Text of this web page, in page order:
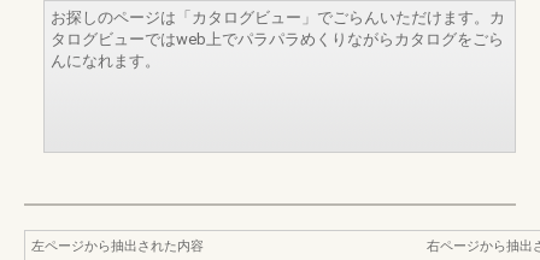
お探しのページは「カタログビュー」でごらんいただけます。カ
タログビューではweb上でパラパラめくりながらカタログをごら
んになれます。
左ページから抽出された内容
右ページから抽出